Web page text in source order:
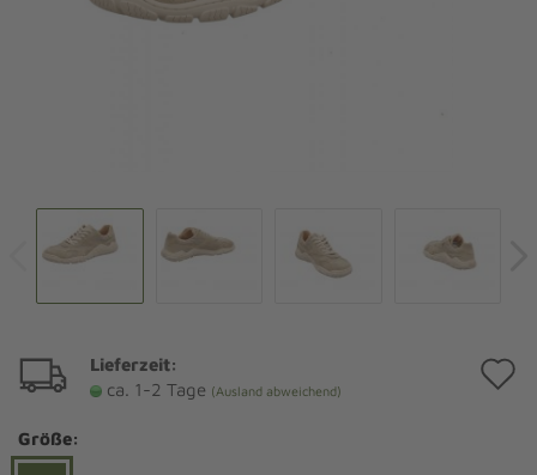
Lieferzeit:
ca. 1-2 Tage (Ausland abweichend)
Größe: